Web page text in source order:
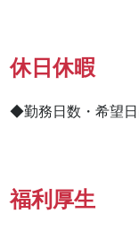
休日休暇
◆勤務日数・希望
福利厚生